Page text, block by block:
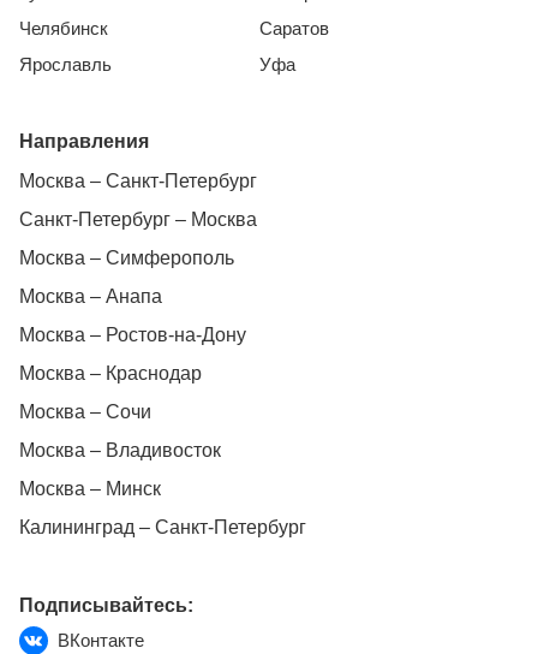
Челябинск
Ярославль
Саратов
Уфа
Направления
Москва – Санкт-Петербург
Санкт-Петербург – Москва
Москва – Симферополь
Москва – Анапа
Москва – Ростов-на-Дону
Москва – Краснодар
Москва – Сочи
Москва – Владивосток
Москва – Минск
Калининград – Санкт-Петербург
Подписывайтесь:
ВКонтакте